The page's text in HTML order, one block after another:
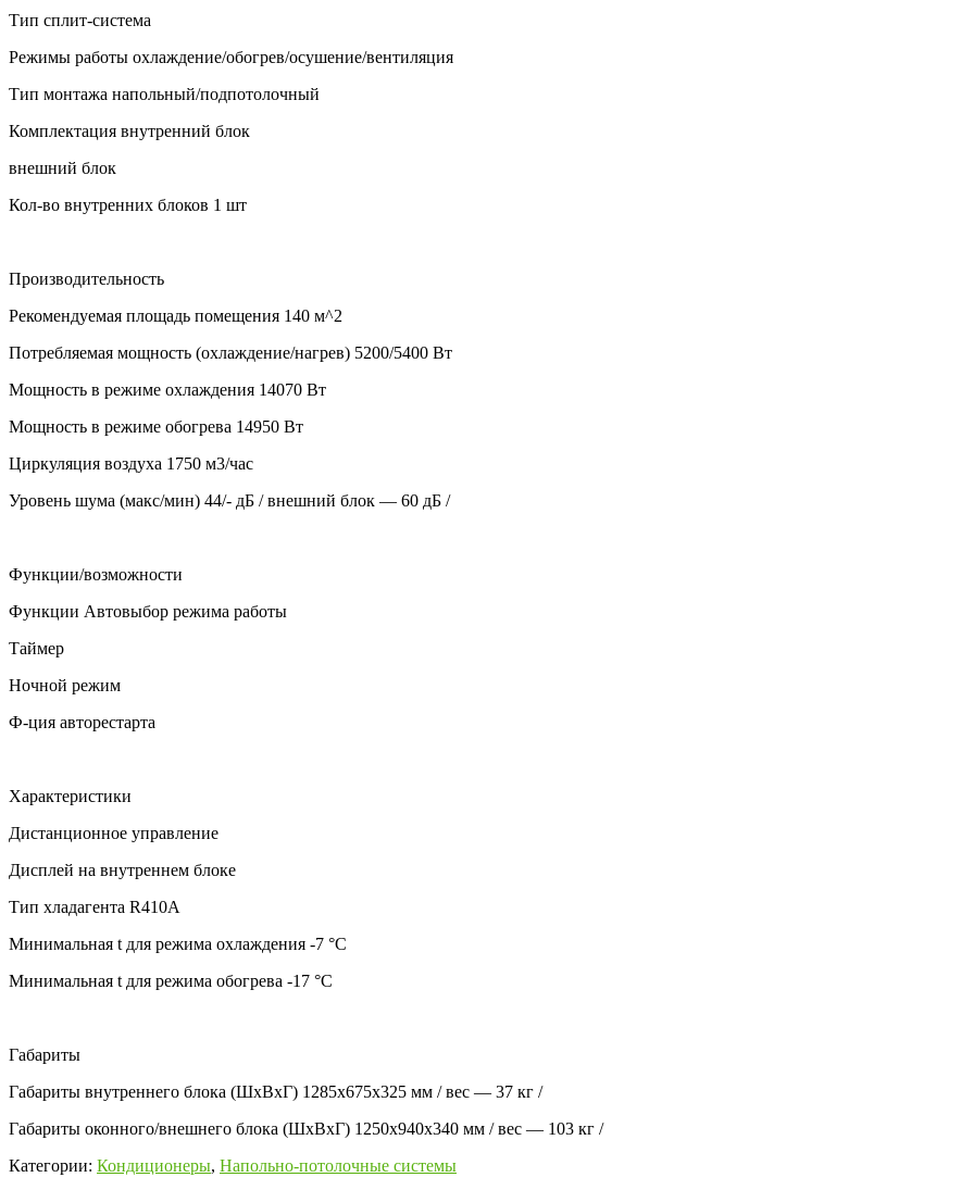
Тип сплит-система
Режимы работы охлаждение/обогрев/осушение/вентиляция
Тип монтажа напольный/подпотолочный
Комплектация внутренний блок
внешний блок
Кол-во внутренних блоков 1 шт
Производительность
Рекомендуемая площадь помещения 140 м^2
Потребляемая мощность (охлаждение/нагрев) 5200/5400 Вт
Мощность в режиме охлаждения 14070 Вт
Мощность в режиме обогрева 14950 Вт
Циркуляция воздуха 1750 м3/час
Уровень шума (макс/мин) 44/- дБ / внешний блок — 60 дБ /
Функции/возможности
Функции Автовыбор режима работы
Таймер
Ночной режим
Ф-ция авторестарта
Характеристики
Дистанционное управление
Дисплей на внутреннем блоке
Тип хладагента R410А
Минимальная t для режима охлаждения -7 °C
Минимальная t для режима обогрева -17 °C
Габариты
Габариты внутреннего блока (ШхВхГ) 1285x675x325 мм / вес — 37 кг /
Габариты оконного/внешнего блока (ШхВхГ) 1250x940x340 мм / вес — 103 кг /
Категории: Кондиционеры, Напольно-потолочные системы